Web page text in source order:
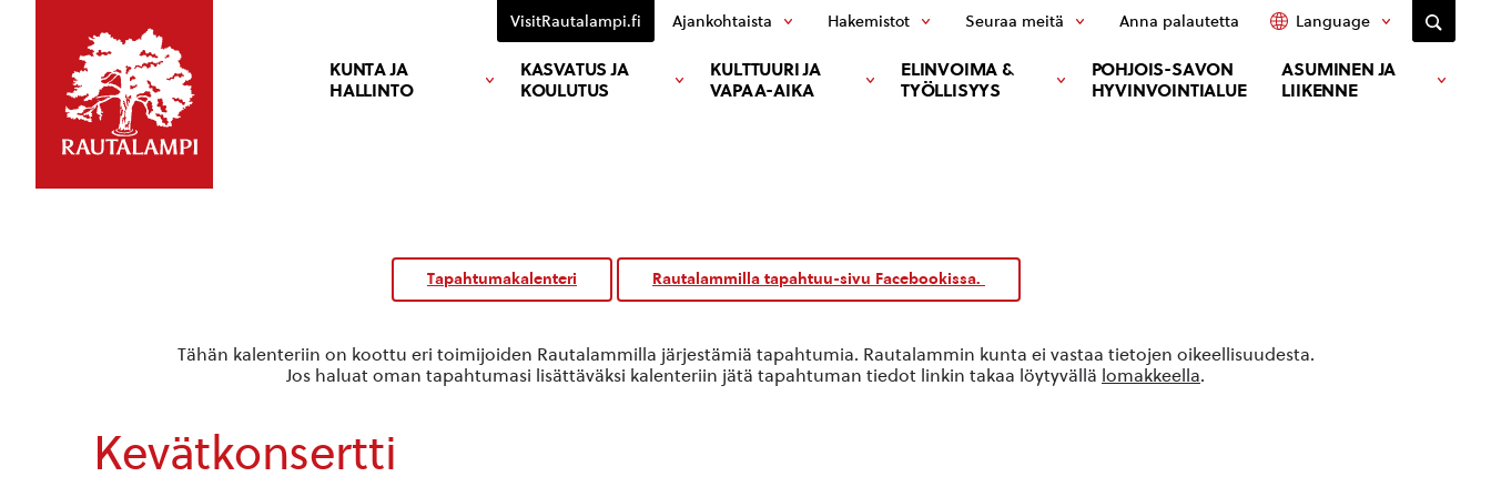
KUNTA JA
HALLINTO
KASVATUS JA
KOULUTUS
KULTTUURI JA
VAPAA-AIKA
ELINVOIMA &
TYÖLLISYYS
POHJOIS-SAVON
HYVINVOINTIALUE
ASUMINEN JA
LIIKENNE
VisitRautalampi.fi Ajankohtaista Hakemistot Seuraa meitä Anna palautetta Language
Tapahtumakalenteri Rautalammilla tapahtuu-sivu Facebookissa.
Kevätkonsertti
Tähän kalenteriin on koottu eri toimijoiden Rautalammilla järjestämiä tapahtumia. Rautalammin kunta ei vastaa tietojen oikeellisuudesta.
Jos haluat oman tapahtumasi lisättäväksi kalenteriin jätä tapahtuman tiedot linkin takaa löytyvällä lomakkeella.